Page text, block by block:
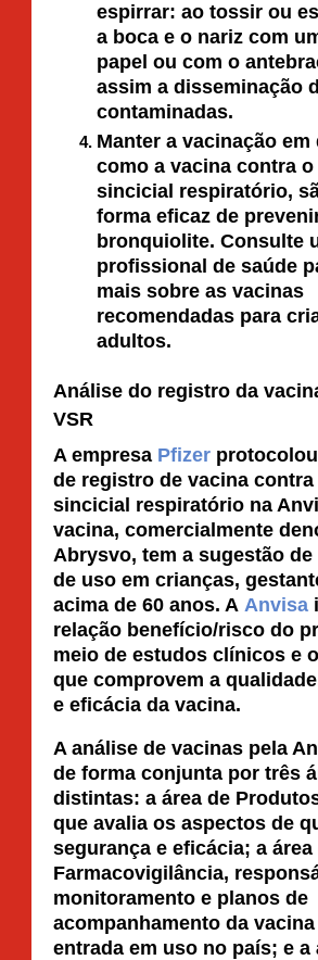
espirrar: ao tossir ou
a boca e o nariz com
papel ou com o
assim a disseminação
contaminadas.
Manter a vacinação
como a vacina contra
sincicial respiratório,
forma eficaz de
bronquiolite. Consulte
profissional de saúde
mais sobre as vacinas
recomendadas para
adultos.
Análise do registro da
VSR
A empresa Pfizer
de registro de vacina
sincicial respiratório na
vacina, comercialmente
Abrysvo, tem a sugestão
de uso em crianças,
acima de 60 anos. A Anvisa
relação benefício/risco do
meio de estudos clínicos e
que comprovem a
e eficácia da vacina.
A análise de vacinas pela
de forma conjunta por três
distintas: a área de
que avalia os aspectos de
segurança e eficácia; a área
Farmacovigilância,
monitoramento e planos de
acompanhamento da
entrada em uso no país; e a